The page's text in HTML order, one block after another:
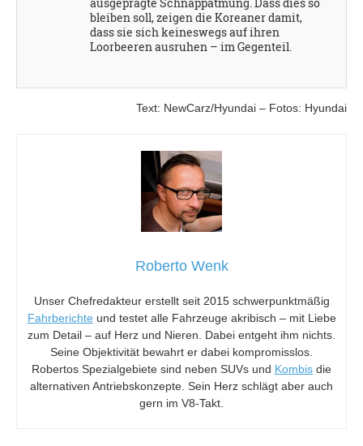
bleiben soll, zeigen die Koreaner damit,
dass sie sich keineswegs auf ihren
Loorbeeren ausruhen – im Gegenteil.
Text: NewCarz/Hyundai – Fotos: Hyundai
Roberto Wenk
Unser Chefredakteur erstellt seit 2015 schwerpunktmäßig
Fahrberichte und testet alle Fahrzeuge akribisch – mit Liebe
zum Detail – auf Herz und Nieren. Dabei entgeht ihm nichts.
Seine Objektivität bewahrt er dabei kompromisslos.
Robertos Spezialgebiete sind neben SUVs und Kombis die
alternativen Antriebskonzepte. Sein Herz schlägt aber auch
gern im V8-Takt.